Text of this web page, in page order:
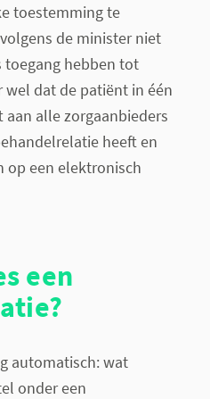
toestemming te
de minister niet
toegang hebben tot
dat de patiënt in één
alle zorgaanbieders
heeft en
op een elektronisch
een
automatisch: wat
onder een